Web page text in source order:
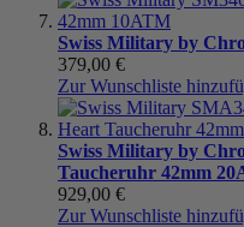
Swiss Military by
379,00 €
Zur Wunschliste
Swiss Military by
Taucheruhr 42mm
929,00 €
Zur Wunschliste